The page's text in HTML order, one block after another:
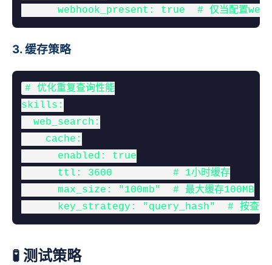
webhook_present: true  # 仅当配置
3. 缓存策略
# 优化重复查询性能
skills:
  web_search:
    cache:
      enabled: true
      ttl: 3600          # 1小时缓存
      max_size: "100mb"  # 最大缓存100MB
key_strategy: "query_hash"  # 按查询
🧪 测试策略